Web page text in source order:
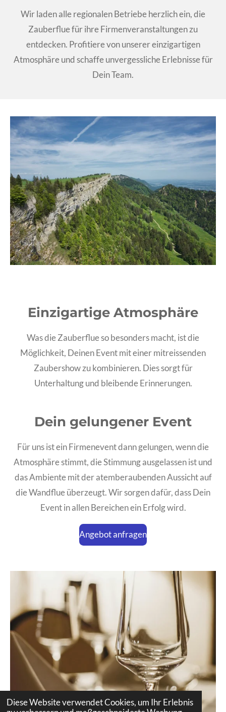
Diese Website verwendet Cookies, um Ihr Erlebnis
Wir laden alle regionalen Betriebe herzlich ein, die
Zauberflue für ihre Firmenveranstaltungen zu
entdecken. Profitiere von unserer einzigartigen
Atmosphäre und schaffe unvergessliche Erlebnisse für
Dein Team.
Einzigartige Atmosphäre
Was die Zauberflue so besonders macht, ist die
Möglichkeit, Deinen Event mit einer mitreissenden
Zaubershow zu kombinieren. Dies sorgt für
Unterhaltung und bleibende Erinnerungen.
Dein gelungener Event
Für uns ist ein Firmenevent dann gelungen, wenn die
Atmosphäre stimmt, die Stimmung ausgelassen ist und
das Ambiente mit der atemberaubenden Aussicht auf
die Wandflue überzeugt. Wir sorgen dafür, dass Dein
Event in allen Bereichen ein Erfolg wird.
Angebot anfragen